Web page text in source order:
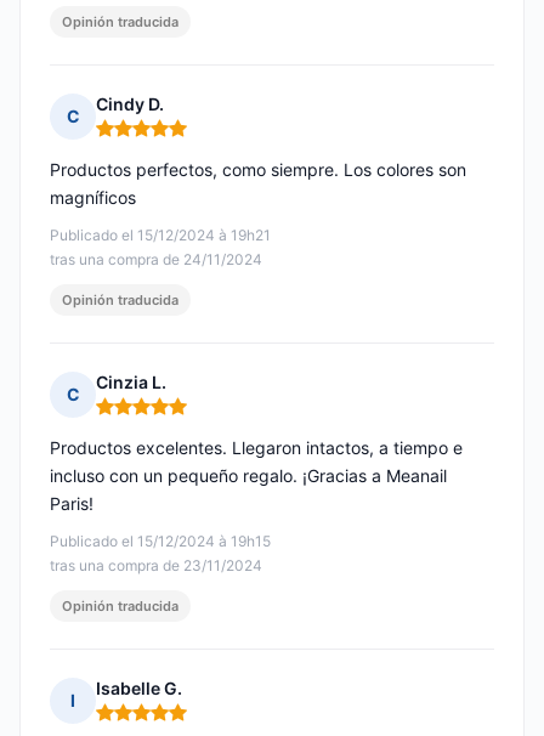
Opinión traducida
C
Cindy D.
Nota: 5 de 5
Publicado el 15/12/2024 à 19h21
tras una compra de 24/11/2024
Productos perfectos, como siempre. Los colores son
magníficos
Opinión traducida
C
Cinzia L.
Nota: 5 de 5
Publicado el 15/12/2024 à 19h15
tras una compra de 23/11/2024
Productos excelentes. Llegaron intactos, a tiempo e
incluso con un pequeño regalo. ¡Gracias a Meanail
Paris!
Opinión traducida
I
Isabelle G.
Nota: 5 de 5